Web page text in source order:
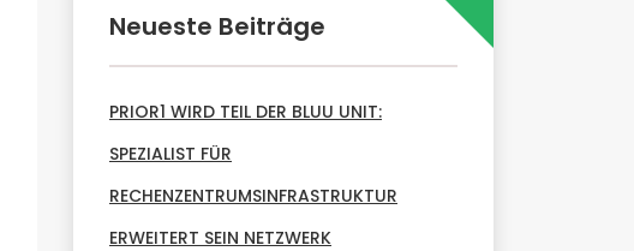
Neueste Beiträge
PRIOR1 WIRD TEIL DER BLUU UNIT:
SPEZIALIST FÜR
RECHENZENTRUMSINFRASTRUKTUR
ERWEITERT SEIN NETZWERK